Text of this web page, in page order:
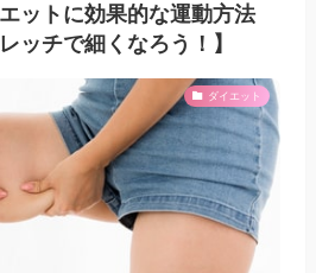
ットに効果的な運動方法
ッチで細くなろう！】
ダイエット